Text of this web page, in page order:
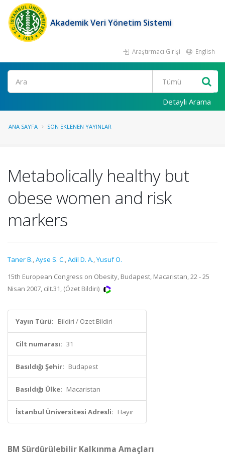
Akademik Veri Yönetim Sistemi
Araştırmacı Girişi English
Ara
Detaylı Arama
ANA SAYFA SON EKLENEN YAYINLAR
Metabolically healthy but
obese women and risk
markers
Taner B.,Ayse S. C.,Adil D. A.,Yusuf O.
15th European Congress on Obesity, Budapest, Macaristan, 22 - 25
Nisan 2007, cilt.31, (Özet Bildiri)
Yayın Türü: Bildiri / Özet Bildiri
Cilt numarası: 31
Basıldığı Şehir: Budapest
Basıldığı Ülke: Macaristan
İstanbul Üniversitesi Adresli: Hayır
BM Sürdürülebilir Kalkınma Amaçları